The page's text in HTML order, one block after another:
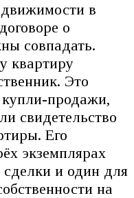
в
о
совпадать.
квартиру
Это
продажи,
свидетельство
Его
экземплярах
сделки и один для
на